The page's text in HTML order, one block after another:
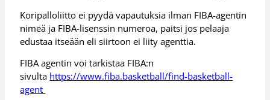
Koripalloliitto ei pyydä vapautuksia ilman FIBA-agentin
nimeä ja FIBA-lisenssin numeroa, paitsi jos pelaaja
edustaa itseään eli siirtoon ei liity agenttia.
FIBA agentin voi tarkistaa FIBA:n
sivulta https://www.fiba.basketball/find-basketball-
agent